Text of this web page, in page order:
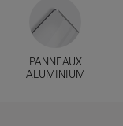
PANNEAUX
ALUMINIUM